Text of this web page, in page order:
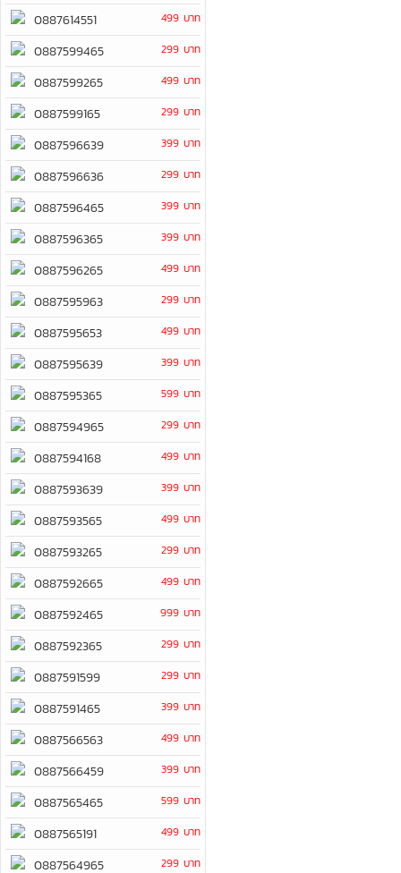
0887614551 499 บาท
0887599465 299 บาท
0887599265 499 บาท
0887599165 299 บาท
0887596639 399 บาท
0887596636 299 บาท
0887596465 399 บาท
0887596365 399 บาท
0887596265 499 บาท
0887595963 299 บาท
0887595653 499 บาท
0887595639 399 บาท
0887595365 599 บาท
0887594965 299 บาท
0887594168 499 บาท
0887593639 399 บาท
0887593565 499 บาท
0887593265 299 บาท
0887592665 499 บาท
0887592465 999 บาท
0887592365 299 บาท
0887591599 299 บาท
0887591465 399 บาท
0887566563 499 บาท
0887566459 399 บาท
0887565465 599 บาท
0887565191 499 บาท
0887564965 299 บาท